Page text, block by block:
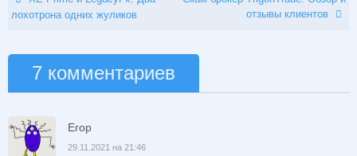
лохотрона одних жуликов
отзывы клиентов
7 комментариев
Егор
29.11.2021 на 21:46